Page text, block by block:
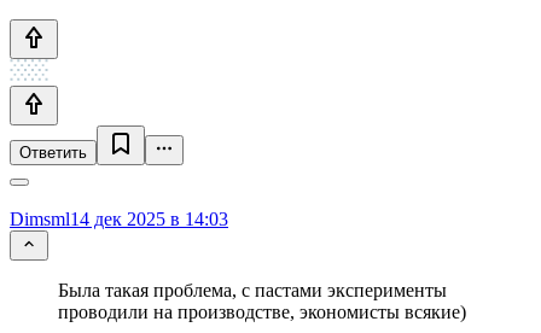
Ответить
Dimsml14 дек 2025 в 14:03
Была такая проблема, с пастами эксперименты
проводили на производстве, экономисты всякие)